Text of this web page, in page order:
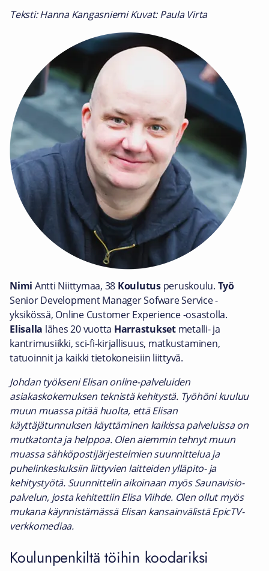
Teksti: Hanna Kangasniemi Kuvat: Paula Virta
Nimi Antti Niittymaa, 38 Koulutusperuskoulu. Työ
Senior Development Manager Sofware Service -
yksikössä, Online Customer Experience -osastolla.
Elisalla lähes 20 vuotta Harrastuksetmetalli- ja
kantrimusiikki, sci-fi-kirjallisuus, matkustaminen,
tatuoinnit ja kaikki tietokoneisiin liittyvä.
Johdan työkseni Elisan online-palveluiden
asiakaskokemuksen teknistä kehitystä. Työhöni kuuluu
muun muassa pitää huolta, että Elisan
käyttäjätunnuksen käyttäminen kaikissa palveluissa on
mutkatonta ja helppoa. Olen aiemmin tehnyt muun
muassa sähköpostijärjestelmien suunnittelua ja
puhelinkeskuksiin liittyvien laitteiden ylläpito- ja
kehitystyötä. Suunnittelin aikoinaan myös Saunavisio-
palvelun, josta kehitettiin Elisa Viihde. Olen ollut myös
mukana käynnistämässä Elisan kansainvälistä EpicTV-
verkkomediaa.
Koulunpenkiltä töihin koodariksi